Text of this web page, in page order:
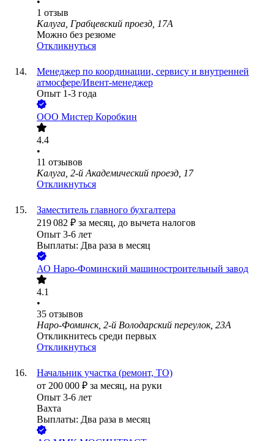
1 отзыв
Калуга, Грабцевский проезд, 17А
Можно без резюме
Откликнуться
Менеджер по координации, сервису и внутренней
атмосфере/Ивент-менеджер
Опыт 1-3 года
ООО Мистер Коробкин
4.4
•
11 отзывов
Калуга, 2-й Академический проезд, 17
Откликнуться
Заместитель главного бухгалтера
219 082 ₽ за месяц, до вычета налогов
Опыт 3-6 лет
Выплаты: Два раза в месяц
АО Наро-Фоминский машиностроительный завод
4.1
•
35 отзывов
Наро-Фоминск, 2-й Володарский переулок, 23А
Откликнитесь среди первых
Откликнуться
Начальник участка (ремонт, ТО)
от 200 000 ₽ за месяц, на руки
Опыт 3-6 лет
Вахта
Выплаты: Два раза в месяц